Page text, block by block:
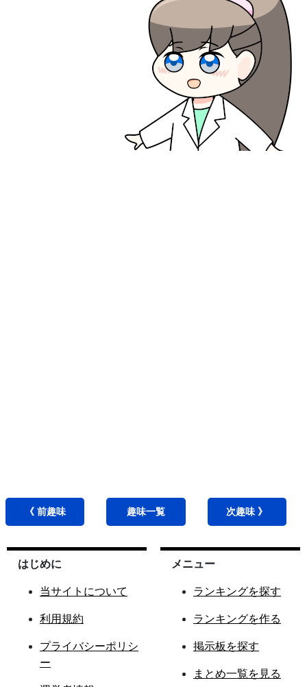
《 前趣味 趣味一覧 次趣味 》
はじめに
当サイトについて
利用規約
プライバシーポリシ
ー
メニュー
ランキングを探す
ランキングを作る
掲示板を探す
まとめ一覧を見る